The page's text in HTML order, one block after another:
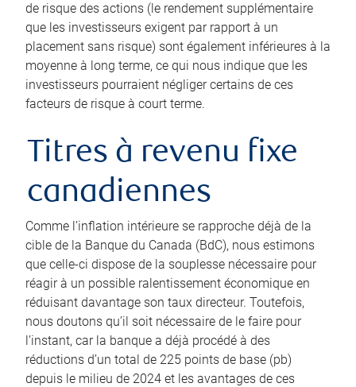
de risque des actions (le rendement supplémentaire
que les investisseurs exigent par rapport à un
placement sans risque) sont également inférieures à la
moyenne à long terme, ce qui nous indique que les
investisseurs pourraient négliger certains de ces
facteurs de risque à court terme.
Titres à revenu fixe
canadiennes
Comme l’inflation intérieure se rapproche déjà de la
cible de la Banque du Canada (BdC), nous estimons
que celle-ci dispose de la souplesse nécessaire pour
réagir à un possible ralentissement économique en
réduisant davantage son taux directeur. Toutefois,
nous doutons qu’il soit nécessaire de le faire pour
l’instant, car la banque a déjà procédé à des
réductions d’un total de 225 points de base (pb)
depuis le milieu de 2024 et les avantages de ces